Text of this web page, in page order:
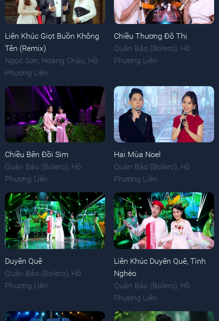
Liên Khúc Giọt Buồn Không
Tên (Remix)
Ngọc Sơn Hoàng Châu Hồ
Phương Liên
Chiều Thương Đô Thị
Quân Bảo (Bolero) Hồ
Phương Liên
Chiều Bên Đồi Sim
Quân Bảo (Bolero), Hồ
Phương Liên
Hai Mùa Noel
Quân Bảo (Bolero), Hồ
Phương Liên
Duyên Quê
Quân Bảo (Bolero) Hồ
Phương Liên
Liên Khúc Duyên Quê, Tình
Nghèo
Quân Bảo (Bolero) Hồ
Phương Liên